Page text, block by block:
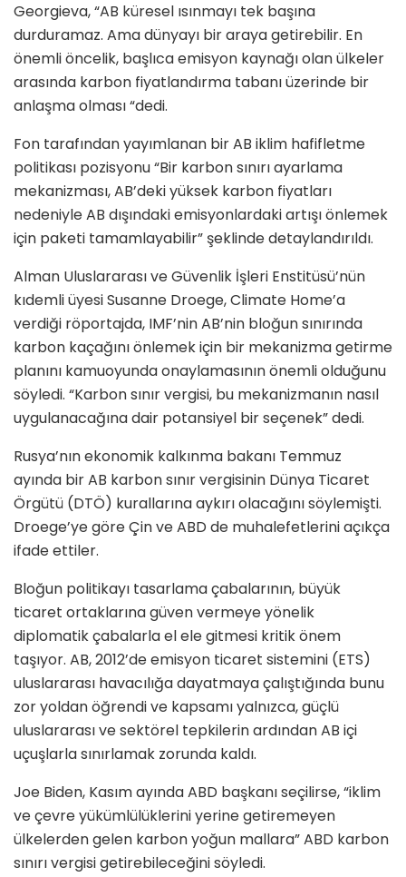
Georgieva, “AB küresel ısınmayı tek başına
durduramaz. Ama dünyayı bir araya getirebilir. En
önemli öncelik, başlıca emisyon kaynağı olan ülkeler
arasında karbon fiyatlandırma tabanı üzerinde bir
anlaşma olması “dedi.
Fon tarafından yayımlanan bir AB iklim hafifletme
politikası pozisyonu “Bir karbon sınırı ayarlama
mekanizması, AB’deki yüksek karbon fiyatları
nedeniyle AB dışındaki emisyonlardaki artışı önlemek
için paketi tamamlayabilir” şeklinde detaylandırıldı.
Alman Uluslararası ve Güvenlik İşleri Enstitüsü’nün
kıdemli üyesi Susanne Droege, Climate Home’a ​​
verdiği röportajda, IMF’nin AB’nin bloğun sınırında
karbon kaçağını önlemek için bir mekanizma getirme
planını kamuoyunda onaylamasının önemli olduğunu
söyledi. “Karbon sınır vergisi, bu mekanizmanın nasıl
uygulanacağına dair potansiyel bir seçenek” dedi.
Rusya’nın ekonomik kalkınma bakanı Temmuz
ayında bir AB karbon sınır vergisinin Dünya Ticaret
Örgütü (DTÖ) kurallarına aykırı olacağını söylemişti.
Droege’ye göre Çin ve ABD de muhalefetlerini açıkça
ifade ettiler.
Bloğun politikayı tasarlama çabalarının, büyük
ticaret ortaklarına güven vermeye yönelik
diplomatik çabalarla el ele gitmesi kritik önem
taşıyor. AB, 2012’de emisyon ticaret sistemini (ETS)
uluslararası havacılığa dayatmaya çalıştığında bunu
zor yoldan öğrendi ve kapsamı yalnızca, güçlü
uluslararası ve sektörel tepkilerin ardından AB içi
uçuşlarla sınırlamak zorunda kaldı.
Joe Biden, Kasım ayında ABD başkanı seçilirse, “iklim
ve çevre yükümlülüklerini yerine getiremeyen
ülkelerden gelen karbon yoğun mallara” ABD karbon
sınırı vergisi getirebileceğini söyledi.